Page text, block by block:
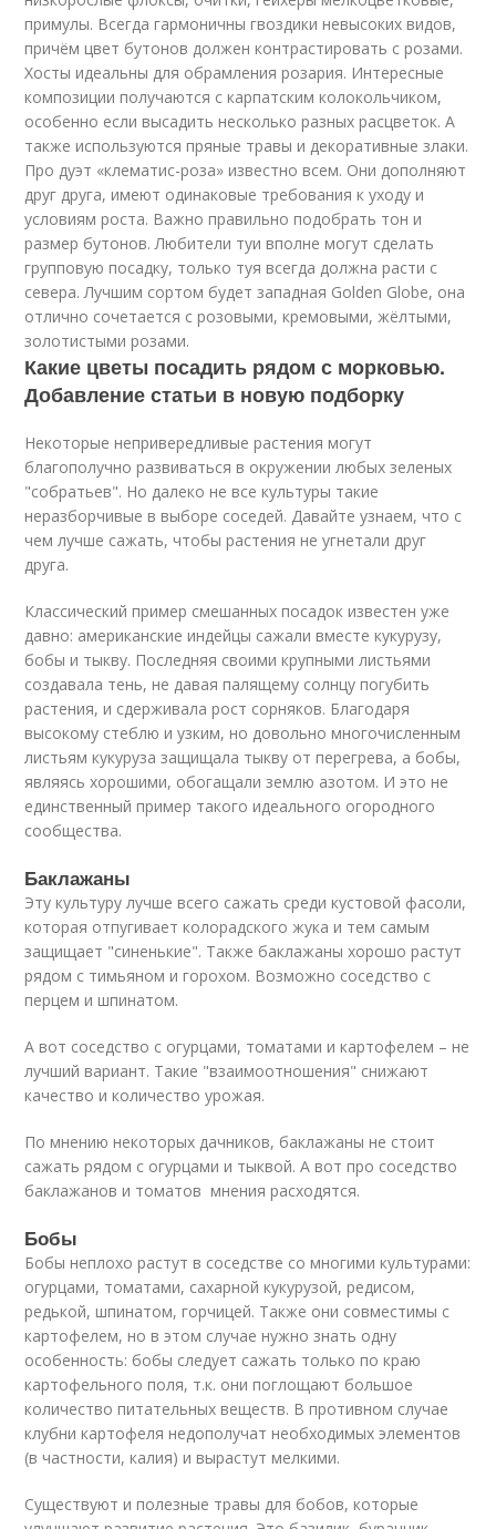
примулы. Всегда гармоничны гвоздики невысоких видов,
причём цвет бутонов должен контрастировать с розами.
Хосты идеальны для обрамления розария. Интересные
композиции получаются с карпатским колокольчиком,
особенно если высадить несколько разных расцветок. А
также используются пряные травы и декоративные злаки.
Про дуэт «клематис-роза» известно всем. Они дополняют
друг друга, имеют одинаковые требования к уходу и
условиям роста. Важно правильно подобрать тон и
размер бутонов. Любители туи вполне могут сделать
групповую посадку, только туя всегда должна расти с
севера. Лучшим сортом будет западная Golden Globe, она
отлично сочетается с розовыми, кремовыми, жёлтыми,
золотистыми розами.
Какие цветы посадить рядом с морковью.
Добавление статьи в новую подборку
Некоторые непривередливые растения могут
благополучно развиваться в окружении любых зеленых
"собратьев". Но далеко не все культуры такие
неразборчивые в выборе соседей. Давайте узнаем, что с
чем лучше сажать, чтобы растения не угнетали друг
друга.
Классический пример смешанных посадок известен уже
давно: американские индейцы сажали вместе кукурузу,
бобы и тыкву. Последняя своими крупными листьями
создавала тень, не давая палящему солнцу погубить
растения, и сдерживала рост сорняков. Благодаря
высокому стеблю и узким, но довольно многочисленным
листьям кукуруза защищала тыкву от перегрева, а бобы,
являясь хорошими, обогащали землю азотом. И это не
единственный пример такого идеального огородного
сообщества.
Баклажаны
Эту культуру лучше всего сажать среди кустовой фасоли,
которая отпугивает колорадского жука и тем самым
защищает "синенькие". Также баклажаны хорошо растут
рядом с тимьяном и горохом. Возможно соседство с
перцем и шпинатом.
А вот соседство с огурцами, томатами и картофелем – не
лучший вариант. Такие "взаимоотношения" снижают
качество и количество урожая.
По мнению некоторых дачников, баклажаны не стоит
сажать рядом с огурцами и тыквой. А вот про соседство
баклажанов и томатов мнения расходятся.
Бобы
Бобы неплохо растут в соседстве со многими культурами:
огурцами, томатами, сахарной кукурузой, редисом,
редькой, шпинатом, горчицей. Также они совместимы с
картофелем, но в этом случае нужно знать одну
особенность: бобы следует сажать только по краю
картофельного поля, т.к. они поглощают большое
количество питательных веществ. В противном случае
клубни картофеля недополучат необходимых элементов
(в частности, калия) и вырастут мелкими.
Существуют и полезные травы для бобов, которые